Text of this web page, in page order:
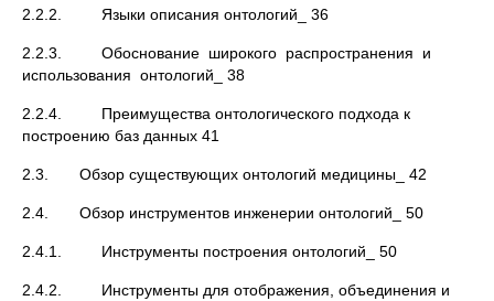
2.2.2. Языки описания онтологий_ 36
2.2.3. Обоснование широкого распространения и
использования онтологий_ 38
2.2.4. Преимущества онтологического подхода к
построению баз данных 41
2.3. Обзор существующих онтологий медицины_ 42
2.4. Обзор инструментов инженерии онтологий_ 50
2.4.1. Инструменты построения онтологий_ 50
2.4.2. Инструменты для отображения, объединения и